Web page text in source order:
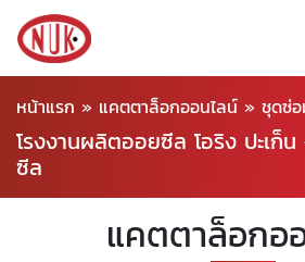
หน้าแรก » แคตตาล็อกออนไลน์ » ชุดซ่
โรงงานผลิตออยซีล โอริง ปะเก็
ซีล
แคตตาล็อกอ